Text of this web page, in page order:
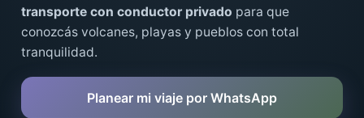
transporte con conductor privado para que
conozcás volcanes, playas y pueblos con total
tranquilidad.
Planear mi viaje por WhatsApp